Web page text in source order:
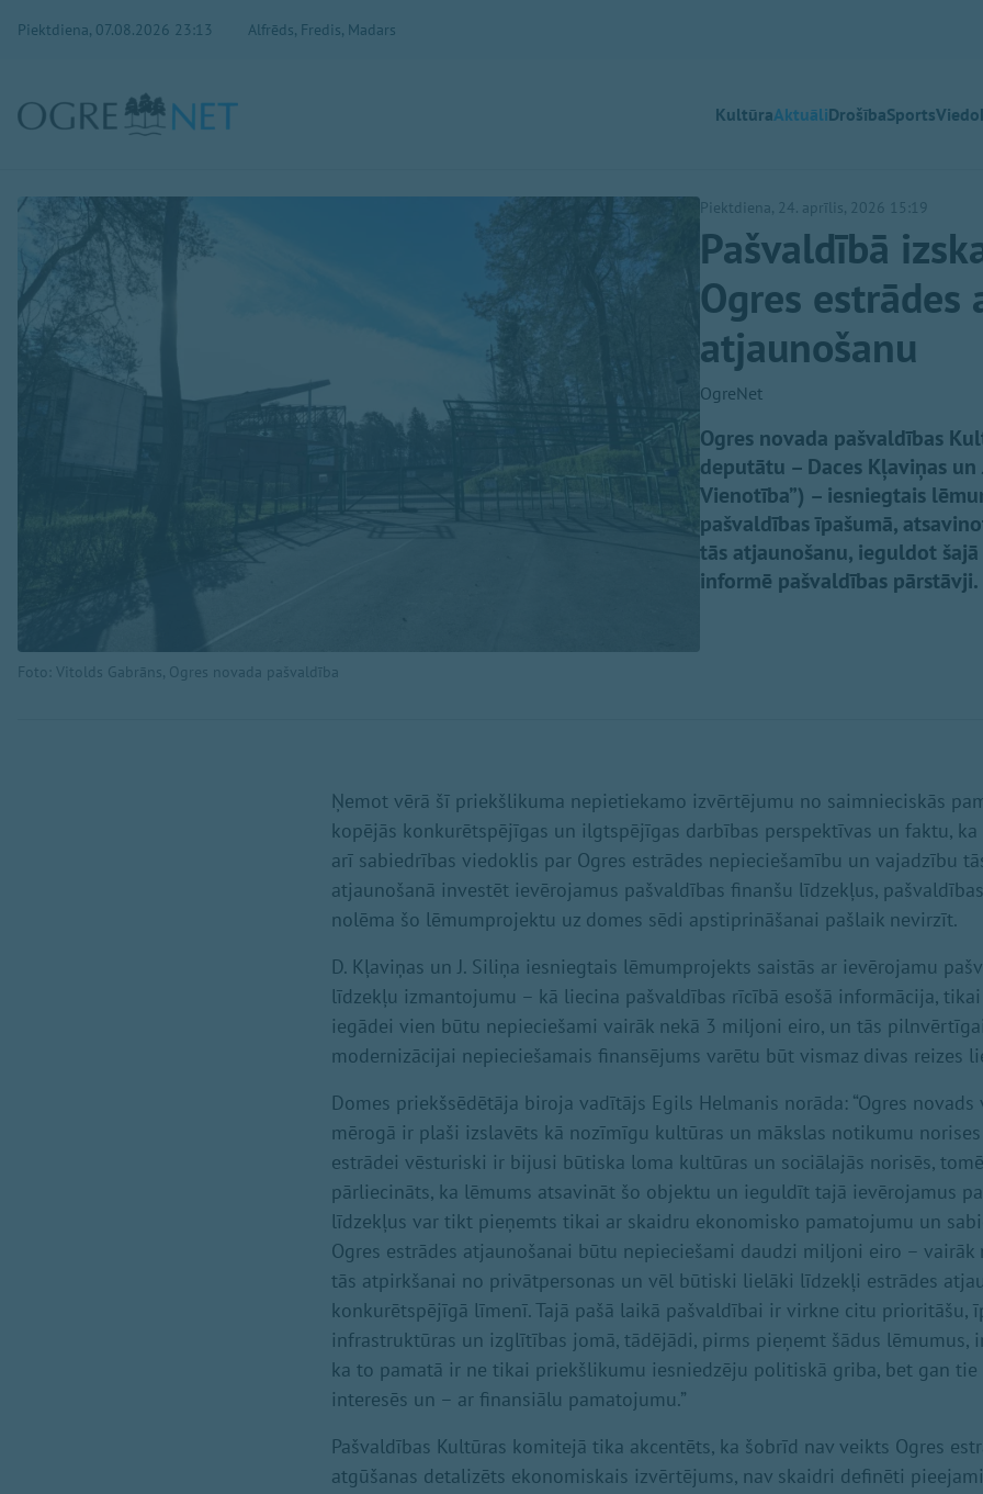
Piektdiena, 07.08.2026 23:13 Alfrēds, Fredis, Madars
KultūraAktuāliDrošībaSports
Foto: Vitolds Gabrāns, Ogres novada pašvaldība
Piektdiena, 24. aprīlis, 2026 15:19
Pašvaldībā
Ogres estrādes
atjaunošanu
OgreNet
Ogres novada pašvaldības
deputātu – Daces Kļaviņas
Vienotība”) – iesniegtais
pašvaldības īpašumā,
tās atjaunošanu, ieguldot
informē pašvaldības pārstāvji.
Ņemot vērā šī priekšlikuma nepietiekamo izvērtējumu no saimnieciskās
kopējās konkurētspējīgas un ilgtspējīgas darbības perspektīvas un faktu,
arī sabiedrības viedoklis par Ogres estrādes nepieciešamību un vajadzību
atjaunošanā investēt ievērojamus pašvaldības finanšu līdzekļus,
nolēma šo lēmumprojektu uz domes sēdi apstiprināšanai pašlaik nevirzīt.
D. Kļaviņas un J. Siliņa iesniegtais lēmumprojekts saistās ar ievērojamu
līdzekļu izmantojumu – kā liecina pašvaldības rīcībā esošā informācija, tikai
iegādei vien būtu nepieciešami vairāk nekā 3 miljoni eiro, un tās
modernizācijai nepieciešamais finansējums varētu būt vismaz divas reizes
Domes priekšsēdētāja biroja vadītājs Egils Helmanis norāda: “Ogres novads
mērogā ir plaši izslavēts kā nozīmīgu kultūras un mākslas notikumu
estrādei vēsturiski ir bijusi būtiska loma kultūras un sociālajās norisēs,
pārliecināts, ka lēmums atsavināt šo objektu un ieguldīt tajā ievērojamus
līdzekļus var tikt pieņemts tikai ar skaidru ekonomisko pamatojumu un
Ogres estrādes atjaunošanai būtu nepieciešami daudzi miljoni eiro –
tās atpirkšanai no privātpersonas un vēl būtiski lielāki līdzekļi estrādes
konkurētspējīgā līmenī. Tajā pašā laikā pašvaldībai ir virkne citu prioritāšu,
infrastruktūras un izglītības jomā, tādējādi, pirms pieņemt šādus lēmumus,
ka to pamatā ir ne tikai priekšlikumu iesniedzēju politiskā griba, bet gan tie
interesēs un – ar finansiālu pamatojumu.”
Pašvaldības Kultūras komitejā tika akcentēts, ka šobrīd nav veikts Ogres
atgūšanas detalizēts ekonomiskais izvērtējums, nav skaidri definēti